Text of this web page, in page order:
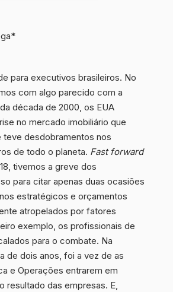
para executivos brasileiros. No
com algo parecido com a
década de 2000, os EUA
no mercado imobiliário que
teve desdobramentos nos
de todo o planeta. Fast forward
tivemos a greve dos
para citar apenas duas ocasiões
estratégicos e orçamentos
atropelados por fatores
exemplo, os profissionais de
para o combate. Na
de dois anos, foi a vez de as
e Operações entrarem em
resultado das empresas. E,